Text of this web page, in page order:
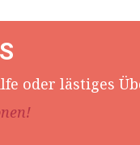
oder lästiges